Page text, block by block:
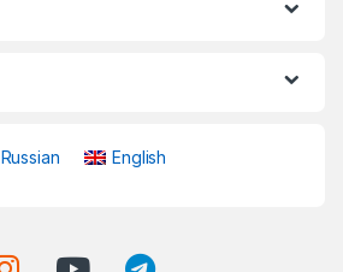
Russian English